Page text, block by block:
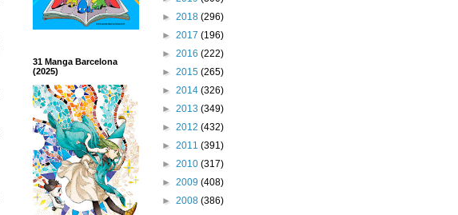
31 Manga Barcelona
(2025)
► 2018 (296)
► 2017 (196)
► 2016 (222)
► 2015 (265)
► 2014 (326)
► 2013 (349)
► 2012 (432)
► 2011 (391)
► 2010 (317)
► 2009 (408)
► 2008 (386)